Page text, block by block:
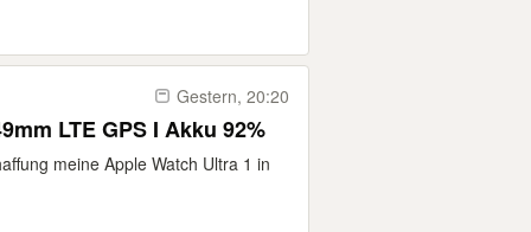
Gestern, 20:20
LTE GPS I Akku 92%
meine Apple Watch Ultra 1 in